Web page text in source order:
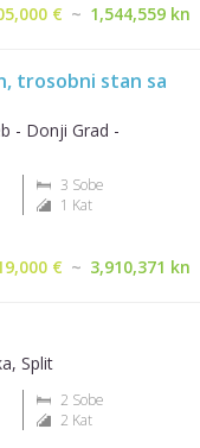
€ ~ 1,544,559 kn
trosobni stan sa
- Donji Grad -
3 Sobe
1 Kat
€ ~ 3,910,371 kn
Split
2 Sobe
2 Kat